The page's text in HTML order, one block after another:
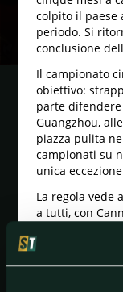
colpito il paese
periodo. Si
conclusione
Il campionato
obiettivo:
parte
Guangzhou,
piazza pulita
campionati su
unica
La regola vede
a tutti, con